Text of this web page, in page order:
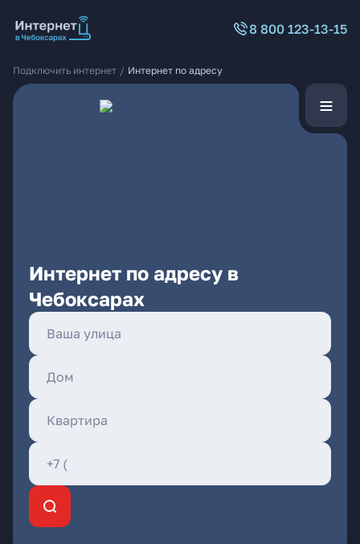
8 800 123-13-15
Подключить интернет / Интернет по адресу
Интернет по адресу в
Чебоксарах